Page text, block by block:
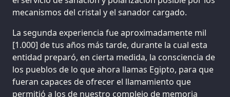
mecanismos del cristal y el sanador cargado.
La segunda experiencia fue aproximadamente mil
[1.000] de tus años más tarde, durante la cual esta
entidad preparó, en cierta medida, la consciencia de
los pueblos de lo que ahora llamas Egipto, para que
fueran capaces de ofrecer el llamamiento que
permitió a los de nuestro complejo de memoria